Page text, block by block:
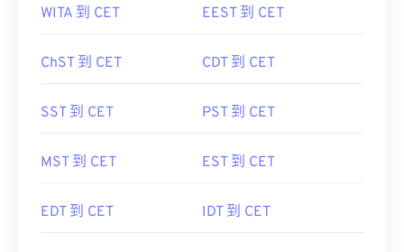
WITA 到 CET EEST 到 CET
ChST 到 CET CDT 到 CET
SST 到 CET PST 到 CET
MST 到 CET EST 到 CET
EDT 到 CET IDT 到 CET